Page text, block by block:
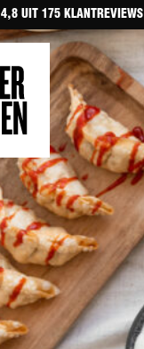
4,8 UIT 175 KLANTREVIEWS